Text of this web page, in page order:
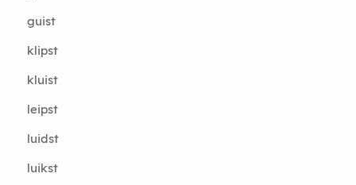
guist
klipst
kluist
leipst
luidst
luikst